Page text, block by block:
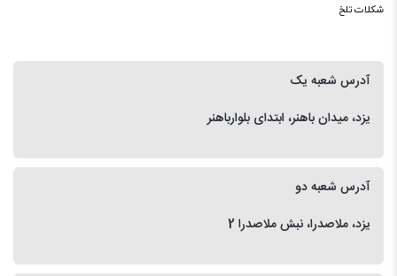
شکلات تلخ
آدرس شعبه یک
یزد، میدان باهنر، ابتدای بلوارباهنر
آدرس شعبه دو
یزد، ملاصدرا، نبش ملاصدرا 2